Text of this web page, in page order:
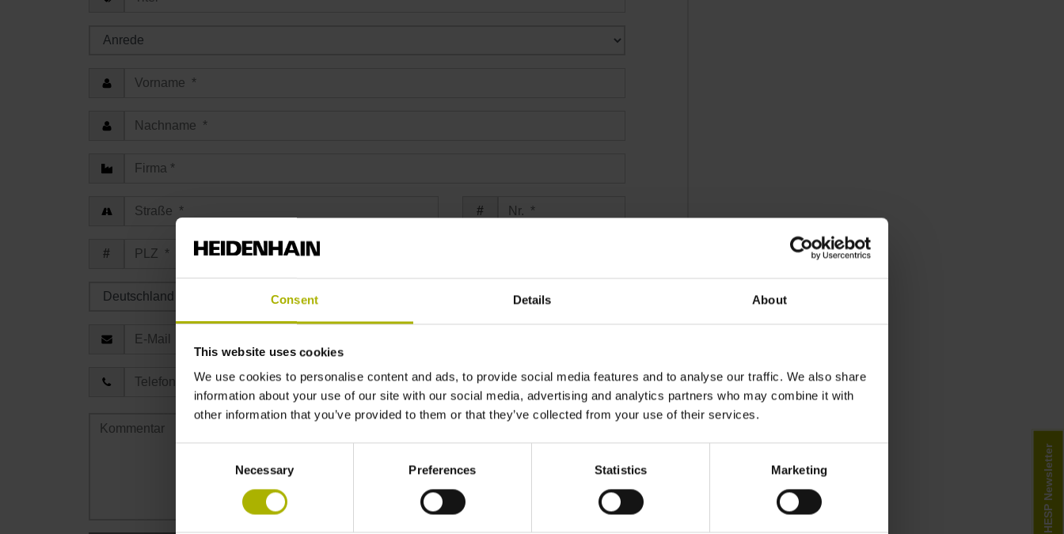
Consent Details About
This website uses cookies
We use cookies to personalise content and ads, to provide social media features and to analyse our traffic. We also share
information about your use of our site with our social media, advertising and analytics partners who may combine it with
other information that you’ve provided to them or that they’ve collected from your use of their services.
Necessary Preferences Statistics Marketing HESP Newsletter